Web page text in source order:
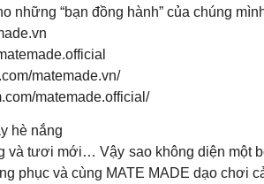
những “bạn đồng hành” của chúng
matemade.vn/
matemade.official/
hè nắng
và tươi mới… Vậy sao không diện một
phục và cùng MATE MADE dạo chơi